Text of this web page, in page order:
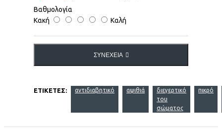
Βαθμολογία
Κακή
Καλή
ΣΥΝΈΧΕΙΑ
ΕΤΙΚΈΤΕΣ: αντιδιαβητικό αψιθιά
διεγερτικό
του
σώματος
πικρό